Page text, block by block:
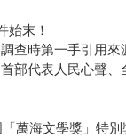
始末！
查時第一手引用來
部代表人民心聲、
萬海文學獎」特別